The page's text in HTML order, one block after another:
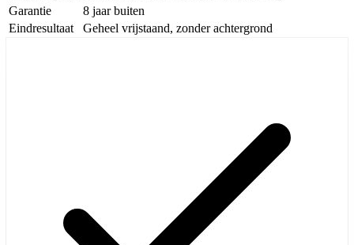
Garantie
8 jaar buiten
Eindresultaat
Geheel vrijstaand, zonder achtergrond